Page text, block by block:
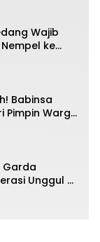
Wajib
ke
Babinsa
Pimpin Warga
& Plastik
Garda
Unggul di